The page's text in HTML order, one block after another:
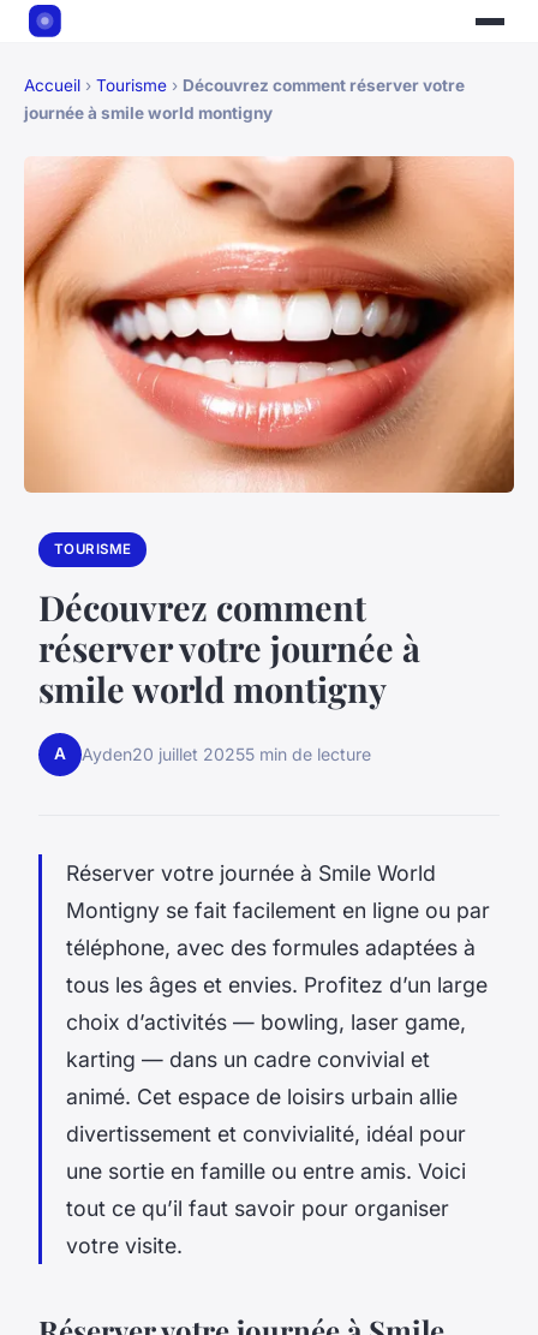
Accueil › Tourisme › Découvrez comment réserver votre
journée à smile world montigny
TOURISME
Découvrez comment
réserver votre journée à
smile world montigny
A Ayden20 juillet 20255 min de lecture
Réserver votre journée à Smile World
Montigny se fait facilement en ligne ou par
téléphone, avec des formules adaptées à
tous les âges et envies. Profitez d’un large
choix d’activités — bowling, laser game,
karting — dans un cadre convivial et
animé. Cet espace de loisirs urbain allie
divertissement et convivialité, idéal pour
une sortie en famille ou entre amis. Voici
tout ce qu’il faut savoir pour organiser
votre visite.